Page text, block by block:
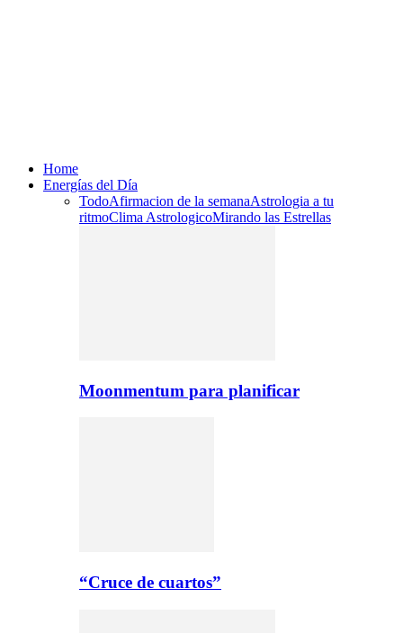
Home
Energías del Día
TodoAfirmacion de la semanaAstrologia a tu
ritmoClima AstrologicoMirando las Estrellas
Moonmentum para planificar
“Cruce de cuartos”